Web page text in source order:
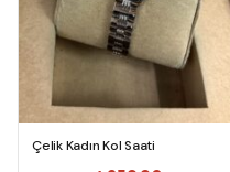
Çelik Kadın Kol Saati